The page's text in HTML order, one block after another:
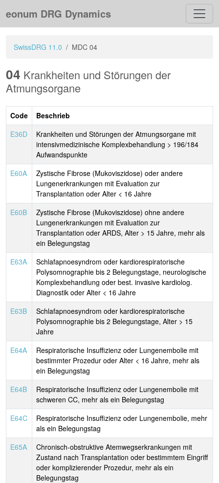
eonum DRG Dynamics
SwissDRG 11.0 MDC 04
04 Krankheiten und Störungen der
Atmungsorgane
Code
Beschrieb
E36D
Krankheiten und Störungen der Atmungsorgane mit
intensivmedizinische Komplexbehandlung > 196/184
Aufwandspunkte
E60A
Zystische Fibrose (Mukoviszidose) oder andere
Lungenerkrankungen mit Evaluation zur
Transplantation oder Alter < 16 Jahre
E60B
Zystische Fibrose (Mukoviszidose) ohne andere
Lungenerkrankungen mit Evaluation zur
Transplantation oder ARDS, Alter > 15 Jahre, mehr als
ein Belegungstag
E63A
Schlafapnoesyndrom oder kardiorespiratorische
Polysomnographie bis 2 Belegungstage, neurologische
Komplexbehandlung oder best. invasive kardiolog.
Diagnostik oder Alter < 16 Jahre
E63B
Schlafapnoesyndrom oder kardiorespiratorische
Polysomnographie bis 2 Belegungstage, Alter > 15
Jahre
E64A
Respiratorische Insuffizienz oder Lungenembolie mit
bestimmter Prozedur oder Alter < 16 Jahre, mehr als
ein Belegungstag
E64B
Respiratorische Insuffizienz oder Lungenembolie mit
schweren CC, mehr als ein Belegungstag
E64C
Respiratorische Insuffizienz oder Lungenembolie, mehr
als ein Belegungstag
E65A
Chronisch-obstruktive Atemwegserkrankungen mit
Zustand nach Transplantation oder bestimmtem Eingriff
oder komplizierender Prozedur, mehr als ein
Belegungstag